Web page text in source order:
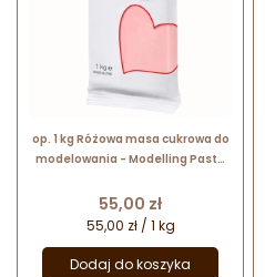
op. 1 kg Różowa masa cukrowa do
modelowania - Modelling Paste
Cena
55,00 zł
55,00 zł / 1 kg
Dodaj do koszyka